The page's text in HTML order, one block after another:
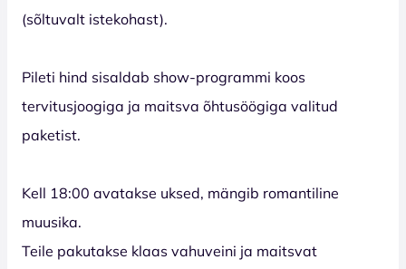
(sõltuvalt istekohast).
Pileti hind sisaldab show-programmi koos
tervitusjoogiga ja maitsva õhtusöögiga valitud
paketist.
Kell 18:00 avatakse uksed, mängib romantiline
muusika.
Teile pakutakse klaas vahuveini ja maitsvat